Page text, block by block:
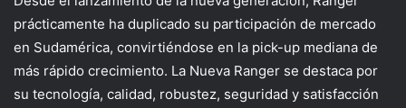
prácticamente ha duplicado su participación de mercado
en Sudamérica, convirtiéndose en la pick-up mediana de
más rápido crecimiento. La Nueva Ranger se destaca por
su tecnología, calidad, robustez, seguridad y satisfacción